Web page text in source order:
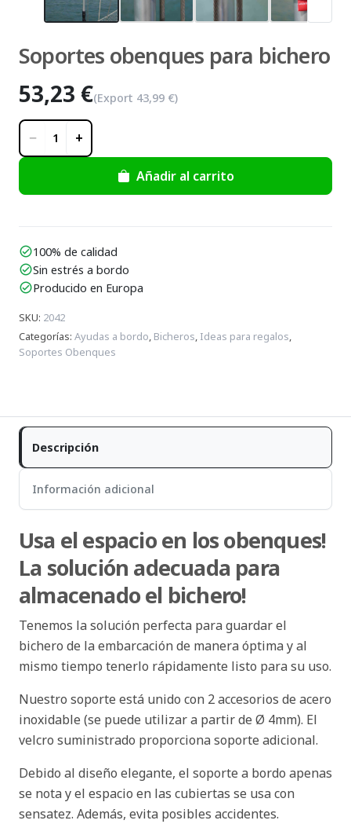
Soportes obenques para bichero
53,23 €(Export 43,99 €)
− 1 +
Añadir al carrito
check_circle100% de calidad
check_circleSin estrés a bordo
check_circleProducido en Europa
SKU: 2042
Categorías: Ayudas a bordo, Bicheros, Ideas para regalos,
Soportes Obenques
Descripción
Información adicional
Usa el espacio en los obenques!
La solución adecuada para
almacenado el bichero!
Tenemos la solución perfecta para guardar el
bichero de la embarcación de manera óptima y al
mismo tiempo tenerlo rápidamente listo para su uso.
Nuestro soporte está unido con 2 accesorios de acero
inoxidable (se puede utilizar a partir de Ø 4mm). El
velcro suministrado proporciona soporte adicional.
Debido al diseño elegante, el soporte a bordo apenas
se nota y el espacio en las cubiertas se usa con
sensatez. Además, evita posibles accidentes.